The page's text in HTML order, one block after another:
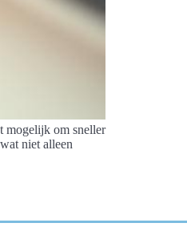
mogelijk om sneller
niet alleen